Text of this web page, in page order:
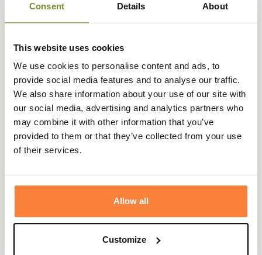
Consent Details About
This website uses cookies
We use cookies to personalise content and ads, to
provide social media features and to analyse our traffic.
We also share information about your use of our site with
our social media, advertising and analytics partners who
may combine it with other information that you’ve
provided to them or that they’ve collected from your use
of their services.
Allow all
Customize
Browning vous propose cette plaque de couche
amortisseur de recul en gel pour vos séances de ball-trap
ou vos journées de chasse à cadences de tir élevées. Il
vous protégera du recul de votre arme et mettra à l'abri
votre épaule de tout désagrément de tir.
Vous pourrez l’insérer dans vos gilets de tir et de chasse
disposant d'une poche prévue à cet effet.
recul de votre arme d'environ 30%.
Marque Américaine : Choisir sa taille